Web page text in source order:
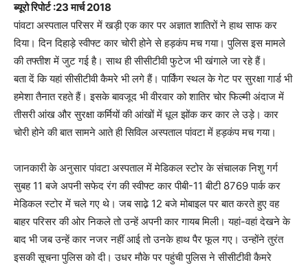
ब्यूरो रिपोर्ट :23 मार्च 2018
पांवटा अस्पताल परिसर में खड़ी एक कार पर अज्ञात शातिरों ने हाथ साफ कर
दिया। दिन दिहाड़े स्वीफ्ट कार चोरी होने से हड़कंप मच गया। पुलिस इस मामले
की तफ्तीश में जुट गई है। साथ ही सीसीटीवी फुटेज भी खंगाले जा रहे हैं।
बता दें कि यहां सीसीटीवी कैमरे भी लगे हैं। पार्किंग स्थल के गेट पर सुरक्षा गार्ड भी
हमेशा तैनात रहते हैं। इसके बावजूद भी वीरवार को शातिर चोर फिल्मी अंदाज में
तीसरी आंख और सुरक्षा कर्मियों की आंखों में धूल झोंक कर कार ले उड़े। कार
चोरी होने की बात सामने आते ही सिविल अस्पताल पांवटा में हड़कंप मच गया।
जानकारी के अनुसार पांवटा अस्पताल में मेडिकल स्टोर के संचालक निशु गर्ग
सुबह 11 बजे अपनी सफेद रंग की स्वीफ्ट कार पीबी-11 बीटी 8769 पार्क कर
मेडिकल स्टोर में चले गए थे। जब साढे़ 12 बजे मोबाइल पर बात करते हुए वह
बाहर परिसर की ओर निकले तो उन्हें अपनी कार गायब मिली। यहां-वहां देखने के
बाद भी जब उन्हें कार नजर नहीं आई तो उनके हाथ पैर फूल गए। उन्होंने तुरंत
इसकी सूचना पुलिस को दी। उधर मौके पर पहुंची पुलिस ने सीसीटीवी कैमरे